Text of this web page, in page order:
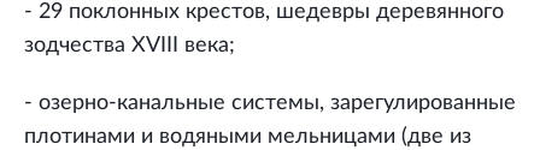
- 29 поклонных крестов, шедевры деревянного
зодчества XVIII века;
- озерно-канальные системы, зарегулированные
плотинами и водяными мельницами (две из